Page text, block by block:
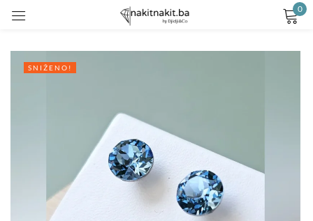
0
SNIŽENO!
Remember me Lost password?
LOG IN